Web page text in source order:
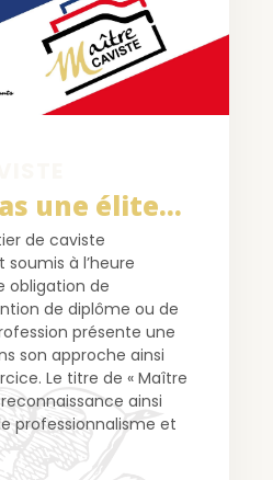
une élite…
de caviste
soumis à l’heure
obligation de
de diplôme ou de
présente une
son approche ainsi
Le titre de « Maître
reconnaissance ainsi
professionnalisme et